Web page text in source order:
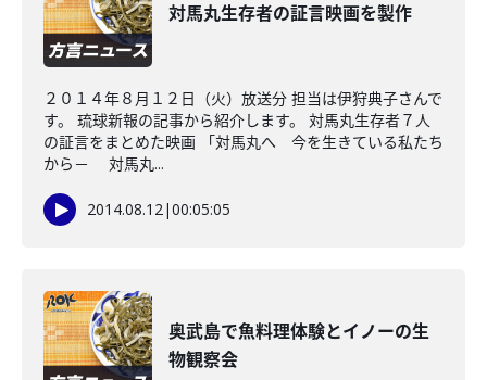
対馬丸生存者の証言映画を製作
２０１４年８月１２日（火）放送分 担当は伊狩典子さんで
す。 琉球新報の記事から紹介します。 対馬丸生存者７人
の証言をまとめた映画 「対馬丸へ 今を生きている私たち
から－ 対馬丸...
2014.08.12|00:05:05
奥武島で魚料理体験とイノーの生
物観察会